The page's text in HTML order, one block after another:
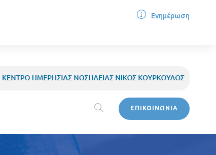
Ενημέρωση
ΕΠΙΚΟΙΝΩΝΙΑ